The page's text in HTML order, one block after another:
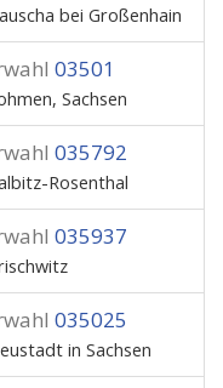
bei Großenhain
03501
Sachsen
035792
Rosenthal
035937
035025
in Sachsen